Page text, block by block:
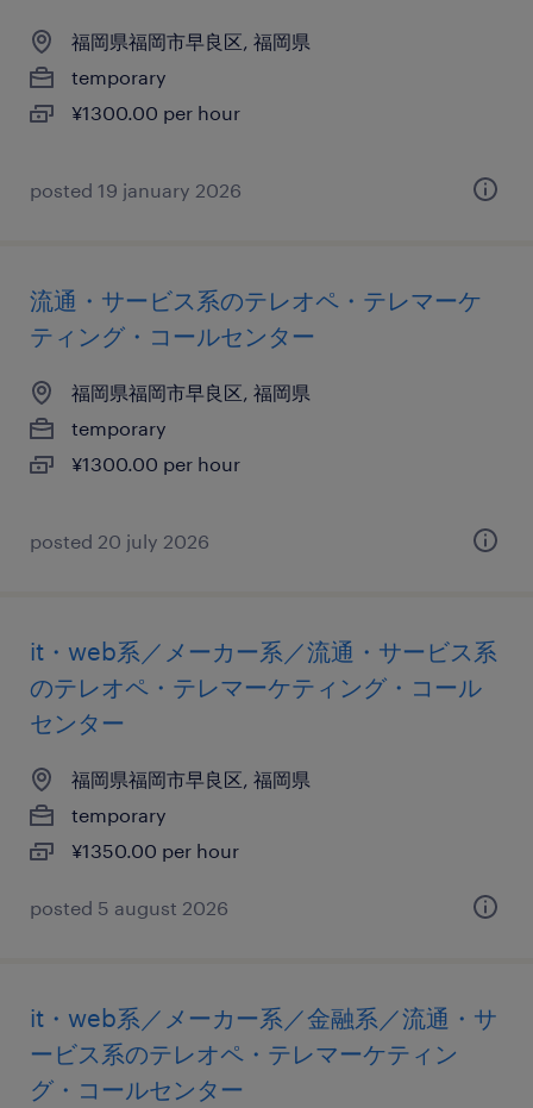
福岡県福岡市早良区, 福岡県
temporary
¥1300.00 per hour
posted 19 january 2026
流通・サービス系のテレオペ・テレマーケ
ティング・コールセンター
福岡県福岡市早良区, 福岡県
temporary
¥1300.00 per hour
posted 20 july 2026
it・web系／メーカー系／流通・サービス系
のテレオペ・テレマーケティング・コール
センター
福岡県福岡市早良区, 福岡県
temporary
¥1350.00 per hour
posted 5 august 2026
it・web系／メーカー系／金融系／流通・サ
ービス系のテレオペ・テレマーケティン
グ・コールセンター